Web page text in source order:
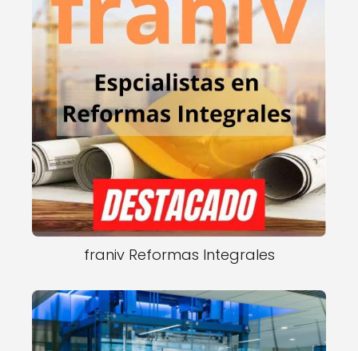
franiv Reformas Integrales